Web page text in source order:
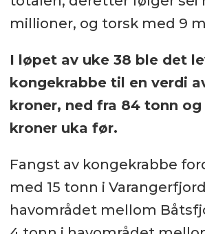
millioner, og torsk med 9
I løpet av uke 38 ble det
kongekrabbe til en verdi
kroner, ned fra 84 tonn
kroner uka før.
Fangst av kongekrabbe
med 15 tonn i
havområdet mellom